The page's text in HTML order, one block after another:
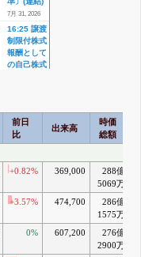
7月 31, 2026
16:25 譲渡
制限付株式
報酬として
の自己株式
せ
7月 22, 2026
15:30 譲渡
報酬として
の自己株式
するお知ら
6月 23, 2026
前日
比
出来高
時価
総額
+0.82% 369,000
288億
5069万
+3.57% 474,700
286億
1575万
0% 607,200
276億
2900万